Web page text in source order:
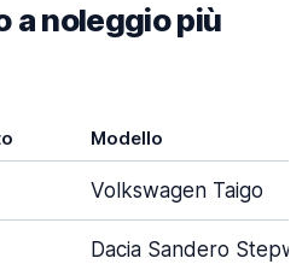
a noleggio più
Modello
Volkswagen Taigo
Dacia Sandero